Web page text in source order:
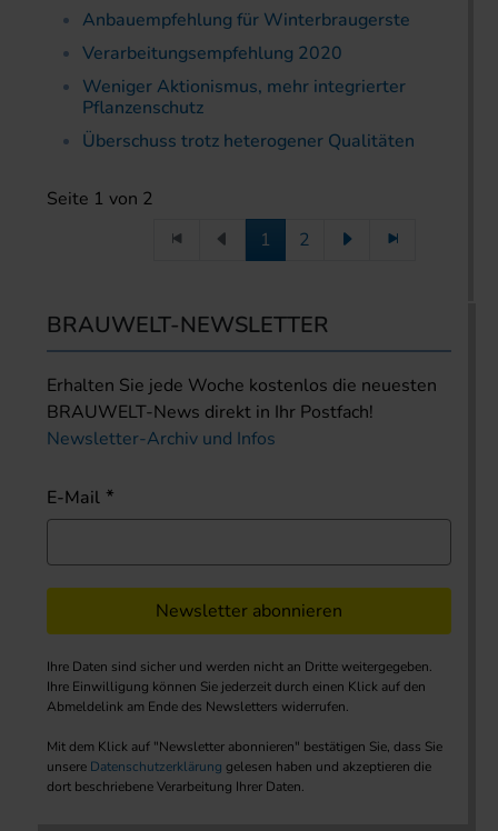
Anbauempfehlung für Winterbraugerste
Verarbeitungsempfehlung 2020
Weniger Aktionismus, mehr integrierter
Pflanzenschutz
Überschuss trotz heterogener Qualitäten
Seite 1 von 2
1
2
BRAUWELT-NEWSLETTER
Erhalten Sie jede Woche kostenlos die neuesten
BRAUWELT-News direkt in Ihr Postfach!
Newsletter-Archiv und Infos
E-Mail
Newsletter abonnieren
Ihre Daten sind sicher und werden nicht an Dritte weitergegeben.
Ihre Einwilligung können Sie jederzeit durch einen Klick auf den
Abmeldelink am Ende des Newsletters widerrufen.
Mit dem Klick auf "Newsletter abonnieren" bestätigen Sie, dass Sie
unsere Datenschutzerklärung gelesen haben und akzeptieren die
dort beschriebene Verarbeitung Ihrer Daten.